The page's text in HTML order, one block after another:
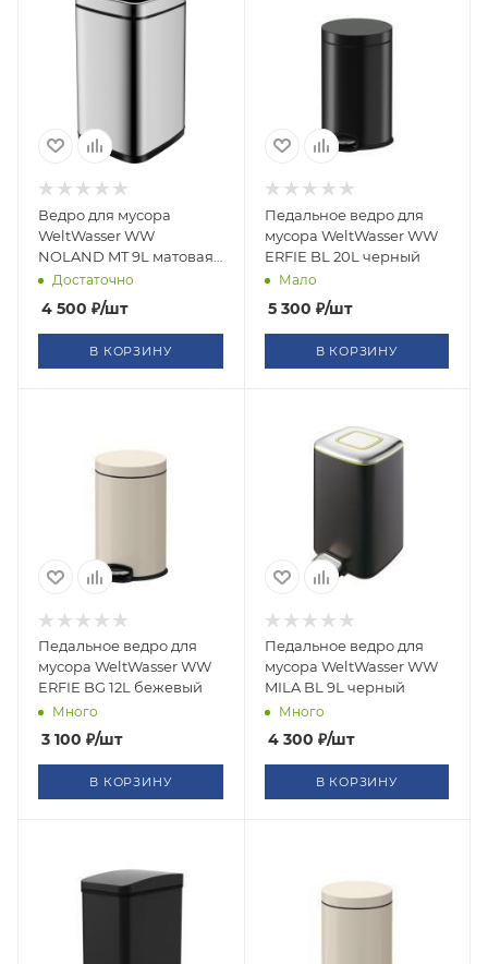
Ведро для мусора
WeltWasser WW
NOLAND MT 9L матовая
сталь
Достаточно
4 500 ₽/шт
В КОРЗИНУ
Педальное ведро для
мусора WeltWasser WW
ERFIE BL 20L черный
Мало
5 300 ₽/шт
В КОРЗИНУ
Педальное ведро для
мусора WeltWasser WW
ERFIE BG 12L бежевый
Много
3 100 ₽/шт
В КОРЗИНУ
Педальное ведро для
мусора WeltWasser WW
MILA BL 9L черный
Много
4 300 ₽/шт
В КОРЗИНУ